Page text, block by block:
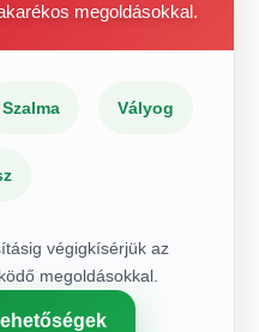
megoldásokkal.
Szalma Vályog
végigkísérjük az
megoldásokkal.